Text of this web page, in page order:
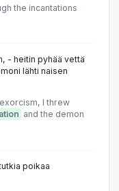
the incantations
- heitin pyhää vettä
lähti naisen
I threw
and the demon
poikaa